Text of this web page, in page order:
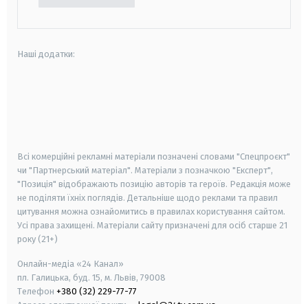
Наші додатки:
Всі комерційні рекламні матеріали позначені словами "Спецпроєкт"
чи "Партнерський матеріал". Матеріали з позначкою "Експерт",
"Позиція" відображають позицію авторів та героїв. Редакція може
не поділяти їхніх поглядів. Детальніше щодо реклами та правил
цитування можна ознайомитись в правилах користування сайтом.
Усі права захищені. Матеріали сайту призначені для осіб старше 21
року (21+)
Онлайн-медіа «24 Канал»
пл. Галицька, буд. 15, м. Львів, 79008
Телефон +380 (32) 229-77-77